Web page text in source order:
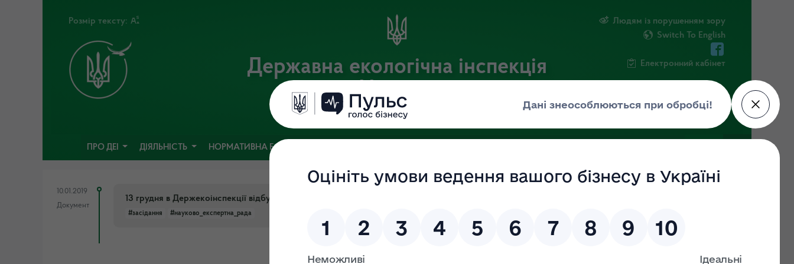
Розмір тексту:
Державна екологічна інспекція
України
Офіційний веб-портал Державної екологічної інспекції України
Людям із порушенням зору
Switch To English
Електронний кабінет
ПРО ДЕІ ДІЯЛЬНІСТЬ НОРМАТИВНА БАЗА
10.01.2019
Документ
13 грудня в Держекоінспекції відбулось засідання науково-експертної ради
#засідання #науково_експертна_рада